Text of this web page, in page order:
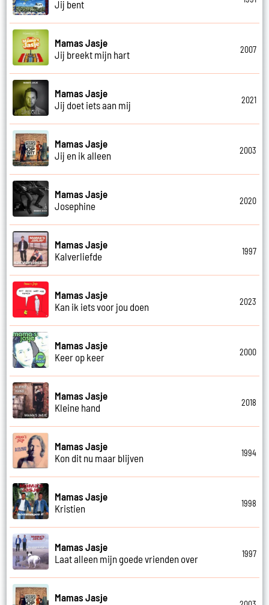
Jij bent
Mamas Jasje
Jij breekt mijn hart
2007
Mamas Jasje
Jij doet iets aan mij
2021
Mamas Jasje
Jij en ik alleen
2003
Mamas Jasje
Josephine
2020
Mamas Jasje
Kalverliefde
1997
Mamas Jasje
Kan ik iets voor jou doen
2023
Mamas Jasje
Keer op keer
2000
Mamas Jasje
Kleine hand
2018
Mamas Jasje
Kon dit nu maar blijven
1994
Mamas Jasje
Kristien
1998
Mamas Jasje
Laat alleen mijn goede vrienden over
1997
Mamas Jasje